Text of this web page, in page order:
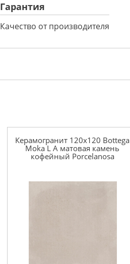
Гарантия
Качество от производителя
Керамогранит 120x120 Bottega
Moka L A матовая камень
кофейный Porcelanosa